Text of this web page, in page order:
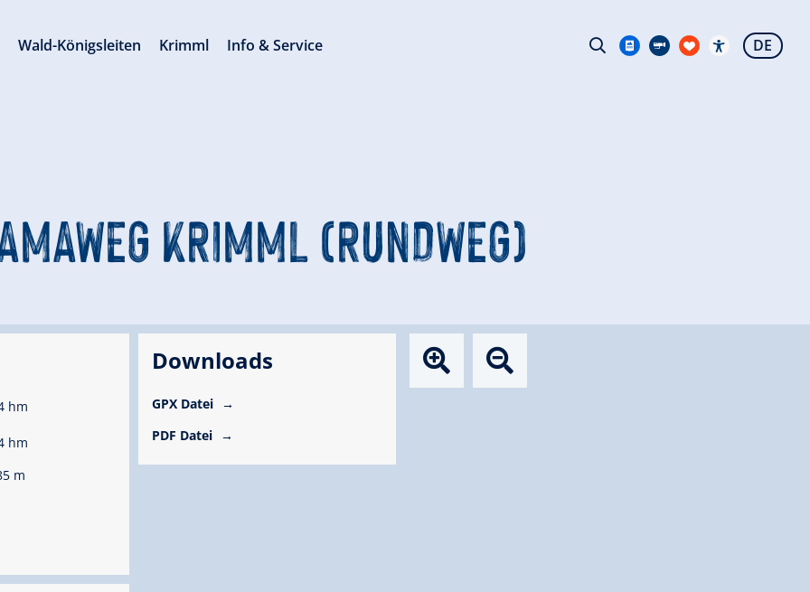
KRIMML (RUNDWEG)
hm
hm
m
Downloads
GPX Datei
PDF Datei
Wald-Königsleiten Krimml Info & Service DE